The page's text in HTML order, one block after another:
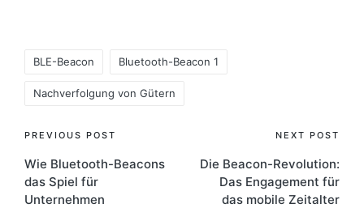
BLE-Beacon Bluetooth-Beacon 1
Nachverfolgung von Gütern
Post
navigation
PREVIOUS POST
Wie Bluetooth-Beacons
das Spiel für
Unternehmen
NEXT POST
Die Beacon-Revolution:
Das Engagement für
das mobile Zeitalter